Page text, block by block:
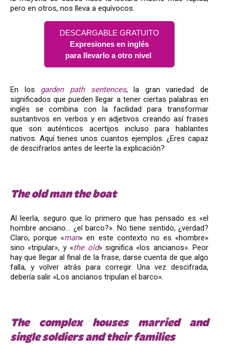
pero en otros, nos lleva a equívocos.
DESCARGABLE GRATUITO
Expresiones en inglés
para llevarlo a otro nivel
En los garden path sentences, la gran variedad de
significados que pueden llegar a tener ciertas palabras en
inglés se combina con la facilidad para transformar
sustantivos en verbos y en adjetivos creando así frases
que son auténticos acertijos incluso para hablantes
nativos. Aquí tienes unos cuantos ejemplos. ¿Eres capaz
de descifrarlos antes de leerte la explicación?
The old man the boat
Al leerla, seguro que lo primero que has pensado es «el
hombre anciano… ¿el barco?». No tiene sentido, ¿verdad?
Claro, porque «man» en este contexto no es «hombre»
sino «tripular», y «the old» significa «los ancianos». Peor
hay que llegar al final de la frase, darse cuenta de que algo
falla, y volver atrás para corregir. Una vez descifrada,
debería salir «Los ancianos tripulan el barco».
The complex houses married and
single soldiers and their families